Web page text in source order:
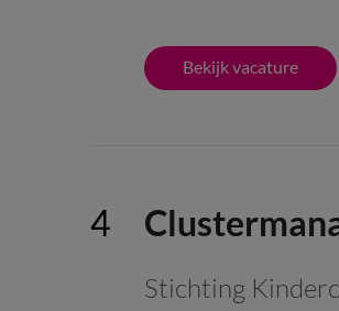
Bekijk vacature
Stichting